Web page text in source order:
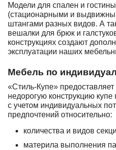
Модели для спален и
(стационарными и
штангами разных видов. А
вешалки для брюк и
конструкциях создают
эксплуатации наших
Мебель по
«Стиль-Купе»
недорогую конструкцию
с учетом индивидуальных
предпочтений относительно:
количества и видов
материла выполнения